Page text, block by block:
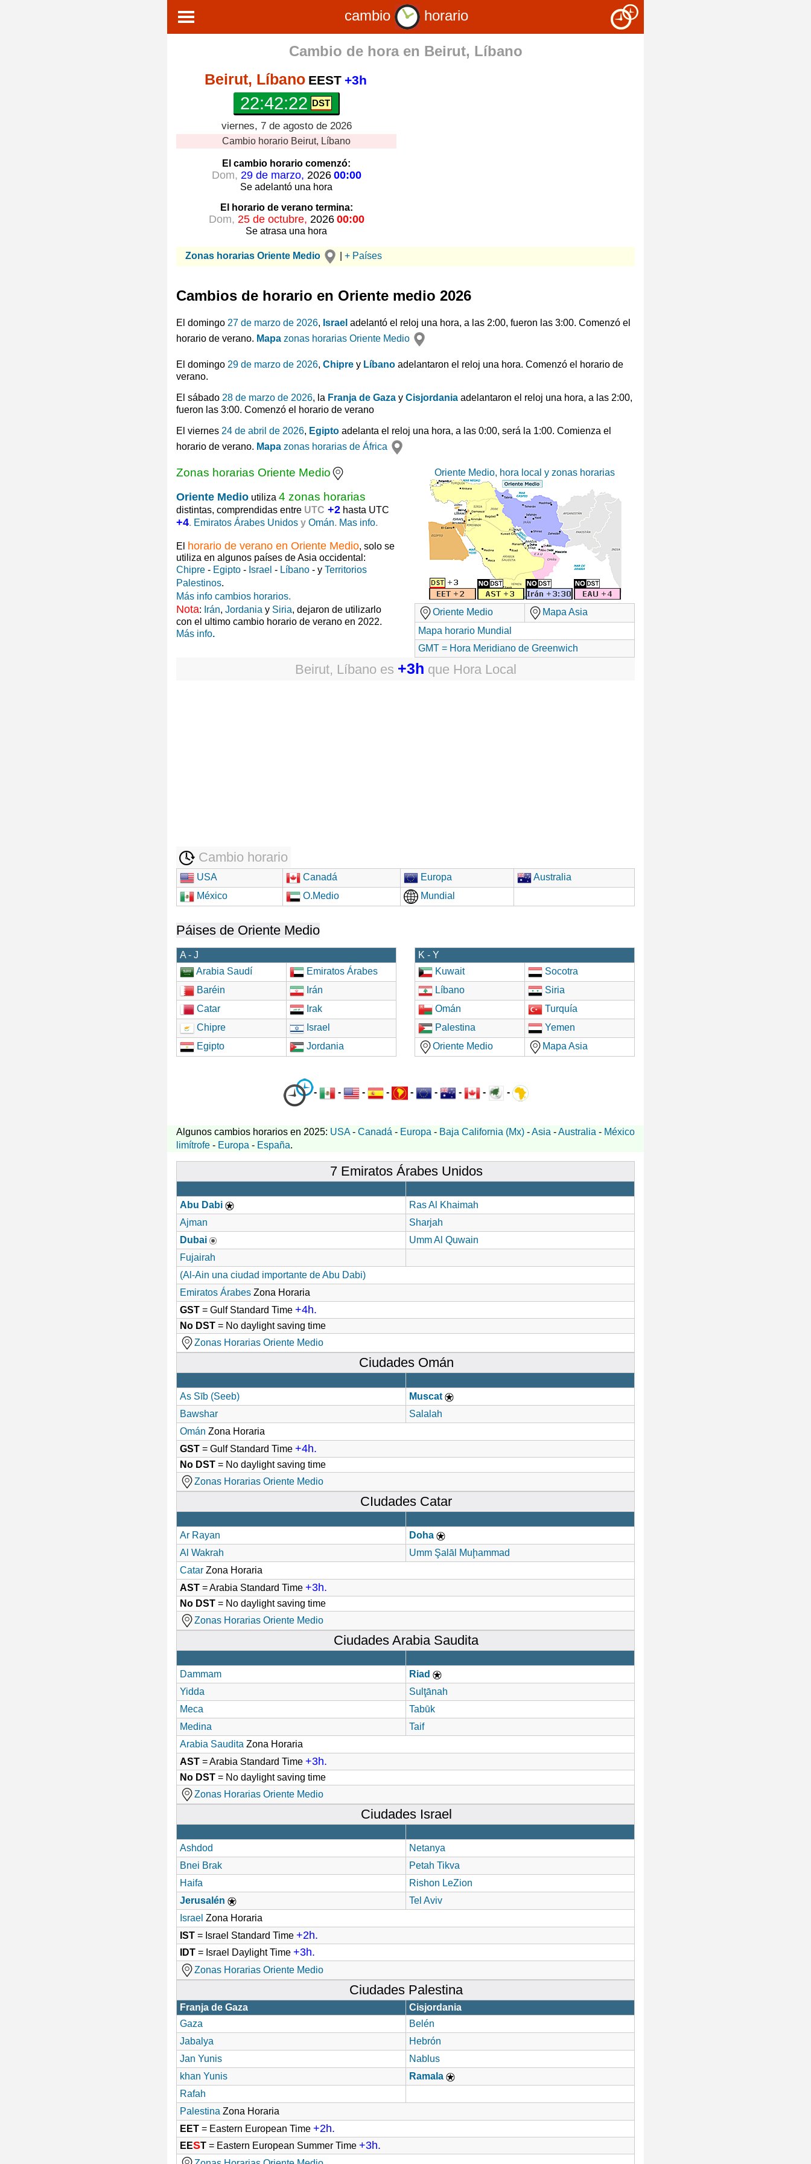
cambio horario
Cambio de hora en Beirut, Líbano
Beirut, Líbano EEST +3h
22:42:23
viernes, 7 de agosto de 2026
Cambio horario Beirut, Líbano
El cambio horario comenzó:
Dom, 29 de marzo, 2026 00:00
Se adelantó una hora
El horario de veranotermina:
Dom, 25 de octubre, 2026 00:00
Se atrasa una hora
Zonas horarias Oriente Medio + Países
Cambios de horario en Oriente medio 2026
El domingo 27 de marzo de 2026, Israel adelantó el reloj una hora, a las 2:00, fueron las 3:00. Comenzó el
horario de verano. Mapa zonas horarias Oriente Medio
El domingo 29 de marzo de 2026, Chipre y Líbano adelantaron el reloj una hora. Comenzó el horario de
verano.
El sábado 28 de marzo de 2026, la Franja de Gaza y Cisjordania adelantaron el reloj una hora, a las 2:00,
fueron las 3:00. Comenzó el horario de verano
El viernes 24 de abril de 2026, Egipto adelanta el reloj una hora, a las 0:00, será la 1:00. Comienza el
horario de verano. Mapa zonas horarias de África
Zonas horarias Oriente Medio
Oriente Medio utiliza 4 zonas horarias
distintas, comprendidas entre UTC +2 hasta UTC
+4. Emiratos Árabes Unidos y Omán. Mas info.
El horario de verano en Oriente Medio, solo se
utiliza en algunos países de Asia occidental:
Chipre - Egipto - Israel - Líbano - y Territorios
Palestinos.
Más info cambios horarios.
Nota: Irán, Jordania y Siria, dejaron de utilizarlo
con el ultimo cambio horario de verano en 2022.
Más info.
Oriente Medio, hora local y zonas horarias
Oriente Medio
Mapa Asia
Mapa horario Mundial
GMT = Hora Meridiano de Greenwich
Beirut, Líbano es +3h que Hora Local
Cambio horario
USA Canadá Europa
Australia
México
O.Medio Mundial
Páises de Oriente Medio
A - J
Arabia Saudí
Emiratos Árabes
Baréin
Irán
Catar
Irak
Chipre
Israel
Egipto
Jordania
K - Y
Kuwait
Socotra
Líbano
Siria
Omán
Turquía
Palestina
Yemen
Oriente Medio
Mapa Asia
- - - - - - - - -
Algunos cambios horarios en 2025: USA- Canadá - Europa - Baja California (Mx) -Asia -Australia - México
limítrofe - Europa - España.
7 Emiratos Árabes Unidos
Abu Dabi
Ras Al Khaimah
Ajman
Sharjah
Dubai
Umm Al Quwain
Fujairah
(Al-Ain una ciudad importante de Abu Dabi)
Emiratos Árabes Zona Horaria
GST = Gulf Standard Time +4h.
No DST = No daylight saving time
Zonas Horarias Oriente Medio
Ciudades Omán
As Sīb (Seeb)
Muscat
Bawshar
Salalah
Omán Zona Horaria
GST = Gulf Standard Time +4h.
No DST = No daylight saving time
Zonas Horarias Oriente Medio
CIudades Catar
Ar Rayan
Doha
Al Wakrah
Umm Şalāl Muḩammad
Catar Zona Horaria
AST = Arabia Standard Time +3h.
No DST = No daylight saving time
Zonas Horarias Oriente Medio
Ciudades Arabia Saudita
Dammam
Riad
Yidda
Sulţānah
Meca
Tabūk
Medina
Taif
Arabia Saudita Zona Horaria
AST = Arabia Standard Time +3h.
No DST = No daylight saving time
Zonas Horarias Oriente Medio
Ciudades Israel
Ashdod
Netanya
Bnei Brak
Petah Tikva
Haifa
Rishon LeZion
Jerusalén
Tel Aviv
Israel Zona Horaria
IST = Israel Standard Time +2h.
IDT = Israel Daylight Time +3h.
Zonas Horarias Oriente Medio
Ciudades Palestina
Franja de Gaza
Cisjordania
Gaza
Belén
Jabalya
Hebrón
Jan Yunis
Nablus
khan Yunis
Ramala
Rafah
Palestina Zona Horaria
EET = Eastern European Time +2h.
EEST = Eastern European Summer Time +3h.